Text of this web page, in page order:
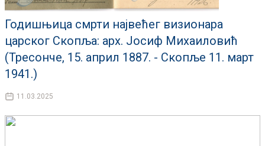
Годишњица смрти највећег визионара
царског Скопља: арх. Јосиф Михаиловић
(Тресонче, 15. април 1887. - Скопље 11. март
1941.)
11.03.2025